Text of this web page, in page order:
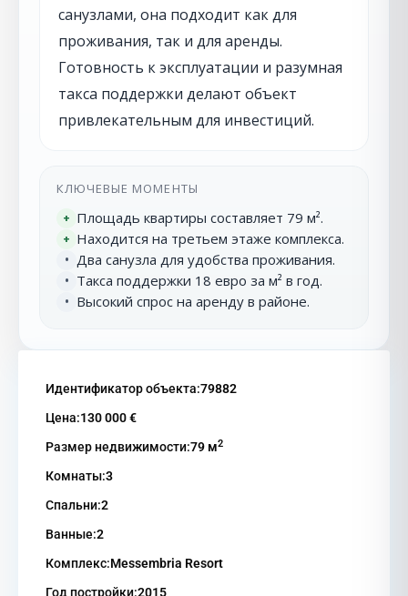
санузлами, она подходит как для
проживания, так и для аренды.
Готовность к эксплуатации и разумная
такса поддержки делают объект
привлекательным для инвестиций.
КЛЮЧЕВЫЕ МОМЕНТЫ
+ Площадь квартиры составляет 79 м².
+ Находится на третьем этаже комплекса.
• Два санузла для удобства проживания.
• Такса поддержки 18 евро за м² в год.
• Высокий спрос на аренду в районе.
Идентификатор объекта:79882
Цена:130 000 €
Размер недвижимости:79 м2
Комнаты:3
Спальни:2
Ванные:2
Комплекс:Messembria Resort
Год постройки:2015